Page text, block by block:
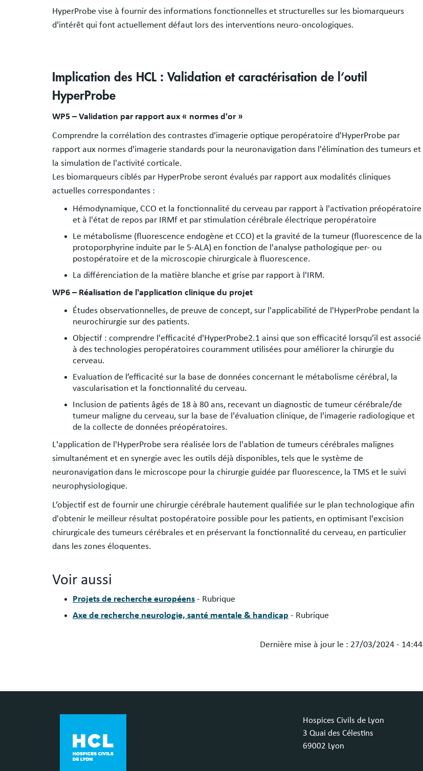
HyperProbe vise à fournir des informations fonctionnelles et structurelles sur les biomarqueurs
d'intérêt qui font actuellement défaut lors des interventions neuro-oncologiques.
Implication des HCL : Validation et caractérisation de l‘outil
HyperProbe
WP5 – Validation par rapport aux « normes d'or »
Comprendre la corrélation des contrastes d'imagerie optique peropératoire d'HyperProbe par
rapport aux normes d'imagerie standards pour la neuronavigation dans l'élimination des tumeurs et
la simulation de l'activité corticale.
Les biomarqueurs ciblés par HyperProbe seront évalués par rapport aux modalités cliniques
actuelles correspondantes :
Hémodynamique, CCO et la fonctionnalité du cerveau par rapport à l'activation préopératoire
et à l'état de repos par IRMf et par stimulation cérébrale électrique peropératoire
Le métabolisme (fluorescence endogène et CCO) et la gravité de la tumeur (fluorescence de la
protoporphyrine induite par le 5-ALA) en fonction de l'analyse pathologique per- ou
postopératoire et de la microscopie chirurgicale à fluorescence.
La différenciation de la matière blanche et grise par rapport à l'IRM.
WP6 – Réalisation de l'application clinique du projet
Études observationnelles, de preuve de concept, sur l'applicabilité de l'HyperProbe pendant la
neurochirurgie sur des patients.
Objectif : comprendre l'efficacité d'HyperProbe2.1 ainsi que son efficacité lorsqu’il est associé
à des technologies peropératoires couramment utilisées pour améliorer la chirurgie du
cerveau.
Evaluation de l’efficacité sur la base de données concernant le métabolisme cérébral, la
vascularisation et la fonctionnalité du cerveau.
Inclusion de patients âgés de 18 à 80 ans, recevant un diagnostic de tumeur cérébrale/de
tumeur maligne du cerveau, sur la base de l'évaluation clinique, de l'imagerie radiologique et
de la collecte de données préopératoires.
L'application de l'HyperProbe sera réalisée lors de l'ablation de tumeurs cérébrales malignes
simultanément et en synergie avec les outils déjà disponibles, tels que le système de
neuronavigation dans le microscope pour la chirurgie guidée par fluorescence, la TMS et le suivi
neurophysiologique.
L’objectif est de fournir une chirurgie cérébrale hautement qualifiée sur le plan technologique afin
d'obtenir le meilleur résultat postopératoire possible pour les patients, en optimisant l'excision
chirurgicale des tumeurs cérébrales et en préservant la fonctionnalité du cerveau, en particulier
dans les zones éloquentes.
Voir aussi
Projets de recherche européens - Rubrique
Axe de recherche neurologie, santé mentale & handicap - Rubrique
Dernière mise à jour le : 27/03/2024 - 14:44
Hospices Civils de Lyon
3 Quai des Célestins
69002 Lyon